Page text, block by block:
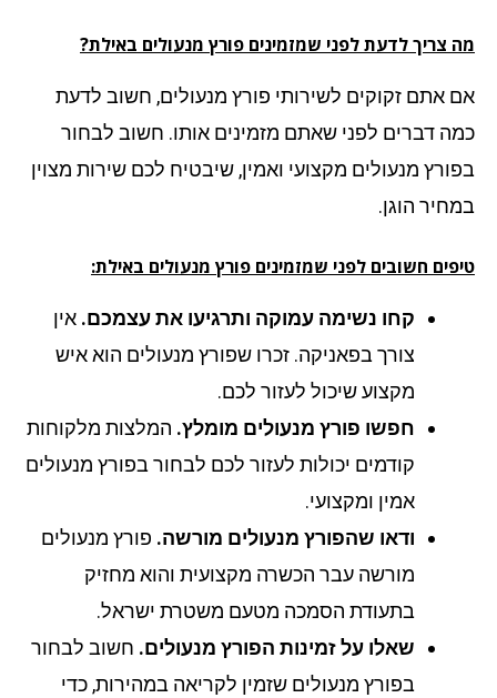
צריך לדעת לפני שמזמינים פורץ מנעולים באילת?
אתם זקוקים לשירותי פורץ מנעולים, חשוב לדעת
דברים לפני שאתם מזמינים אותו. חשוב לבחור
מנעולים מקצועי ואמין, שיבטיח לכם שירות מצוין
הוגן.
חשובים לפני שמזמינים פורץ מנעולים באילת:
קחו נשימה עמוקה ותרגיעו את עצמכם.אין
צורך בפאניקה. זכרו שפורץ מנעולים הוא איש
מקצוע שיכול לעזור לכם.
חפשו פורץ מנעולים מומלץ.המלצות מלקוחות
קודמים יכולות לעזור לכם לבחור בפורץ מנעולים
אמין ומקצועי.
ודאו שהפורץ מנעולים מורשה.פורץ מנעולים
מורשה עבר הכשרה מקצועית והוא מחזיק
בתעודת הסמכה מטעם משטרת ישראל.
שאלו על זמינות הפורץ מנעולים.חשוב לבחור
בפורץ מנעולים שזמין לקריאה במהירות, כדי